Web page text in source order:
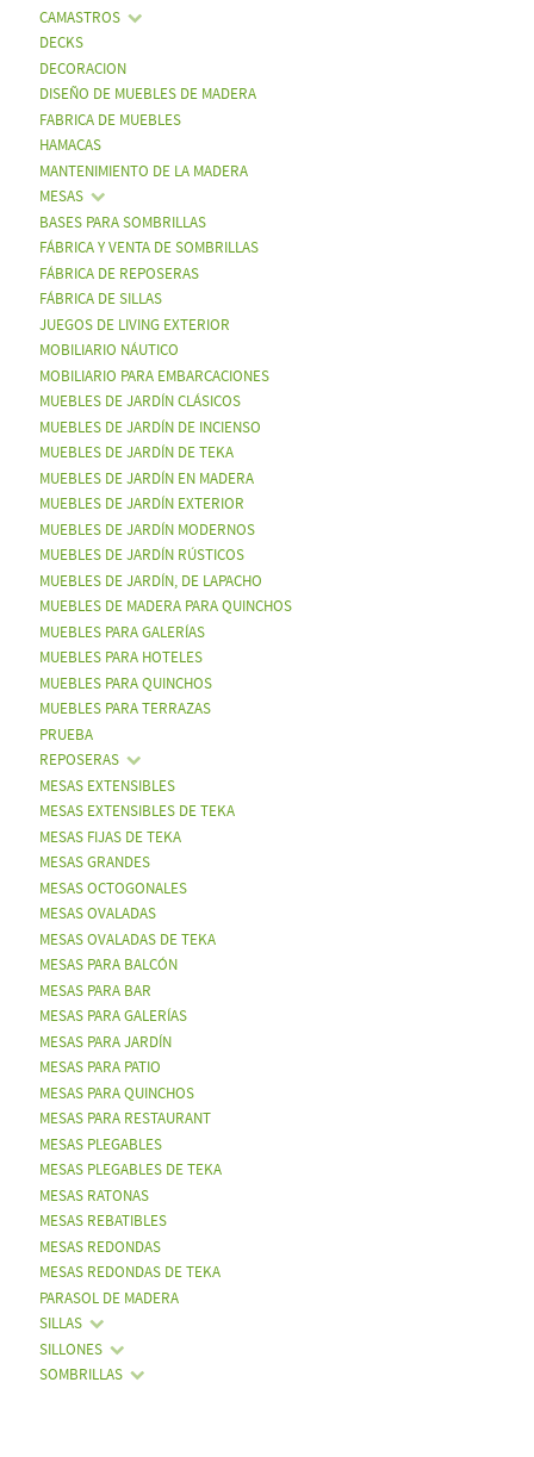
CAMASTROS
DECKS
DECORACION
DISEÑO DE MUEBLES DE MADERA
FABRICA DE MUEBLES
HAMACAS
MANTENIMIENTO DE LA MADERA
MESAS
BASES PARA SOMBRILLAS
FÁBRICA Y VENTA DE SOMBRILLAS
FÁBRICA DE REPOSERAS
FÁBRICA DE SILLAS
JUEGOS DE LIVING EXTERIOR
MOBILIARIO NÁUTICO
MOBILIARIO PARA EMBARCACIONES
MUEBLES DE JARDÍN CLÁSICOS
MUEBLES DE JARDÍN DE INCIENSO
MUEBLES DE JARDÍN DE TEKA
MUEBLES DE JARDÍN EN MADERA
MUEBLES DE JARDÍN EXTERIOR
MUEBLES DE JARDÍN MODERNOS
MUEBLES DE JARDÍN RÚSTICOS
MUEBLES DE JARDÍN, DE LAPACHO
MUEBLES DE MADERA PARA QUINCHOS
MUEBLES PARA GALERÍAS
MUEBLES PARA HOTELES
MUEBLES PARA QUINCHOS
MUEBLES PARA TERRAZAS
PRUEBA
REPOSERAS
MESAS EXTENSIBLES
MESAS EXTENSIBLES DE TEKA
MESAS FIJAS DE TEKA
MESAS GRANDES
MESAS OCTOGONALES
MESAS OVALADAS
MESAS OVALADAS DE TEKA
MESAS PARA BALCÓN
MESAS PARA BAR
MESAS PARA GALERÍAS
MESAS PARA JARDÍN
MESAS PARA PATIO
MESAS PARA QUINCHOS
MESAS PARA RESTAURANT
MESAS PLEGABLES
MESAS PLEGABLES DE TEKA
MESAS RATONAS
MESAS REBATIBLES
MESAS REDONDAS
MESAS REDONDAS DE TEKA
PARASOL DE MADERA
SILLAS
SILLONES
SOMBRILLAS